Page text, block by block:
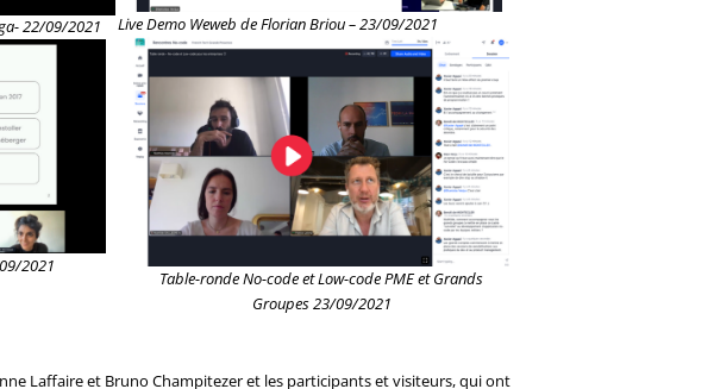
22/09/2021
2021
Live Demo Weweb de Florian Briou – 23/09/2021
Table-ronde No-code et Low-code PME et Grands
Groupes 23/09/2021
Laffaire et Bruno Champitezer et les participants et visiteurs, qui ont